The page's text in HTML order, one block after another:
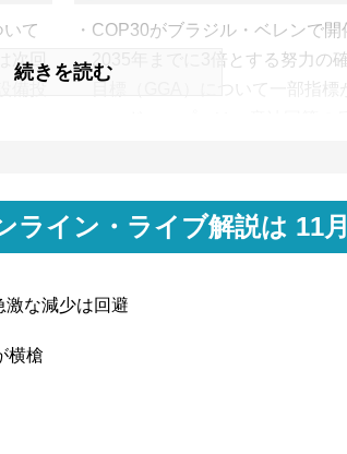
続きを読む
て
次回
備投
入
、非
を公
に
COP30がブラジル・ベレンで
2035年までに3倍とする努力の
目標（GGA）について一部指
る中でも、大企業への移行計画
方法の導入等、脱炭素への先進
WBCSDは、資源循環に関する
のためのグローバル循環プロト
GHGプロトコルとTCFDを併せ
ライン・ライブ解説は 11
な減少は回避
横槍